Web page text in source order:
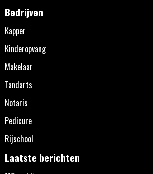
Bedrijven
Kapper
Kinderopvang
Makelaar
Tandarts
Notaris
Pedicure
Rijschool
Laatste berichten